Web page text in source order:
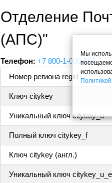
Отделение
(АПС)"
Телефон: +7 800-1-000-000
Номер региона regid
Ключ citykey
Уникальный ключ citykey_u
Полный ключ citykey_f
Ключ citykey (англ.)
Уникальный ключ
Мы